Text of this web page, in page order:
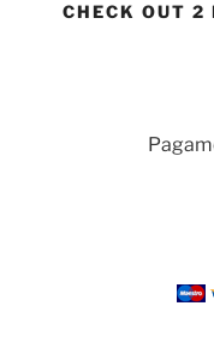
CHECK OUT